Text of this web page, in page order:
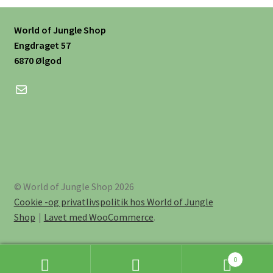
World of Jungle Shop
Engdraget 57
6870 Ølgod
Mail
© World of Jungle Shop 2026
Cookie -og privatlivspolitik hos World of Jungle
Shop
Lavet med WooCommerce.
0